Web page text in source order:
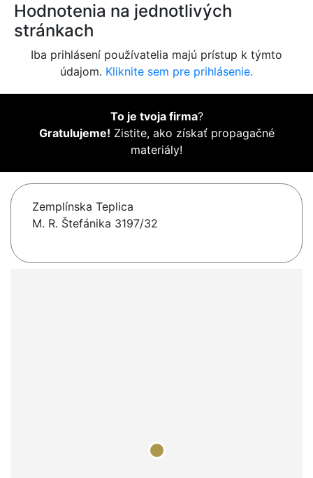
Hodnotenia na jednotlivých
stránkach
Iba prihlásení používatelia majú prístup k týmto
údajom. Kliknite sem pre prihlásenie.
To je tvoja firma?
Gratulujeme! Zistite, ako získať propagačné
materiály!
Zemplínska Teplica
M. R. Štefánika 3197/32